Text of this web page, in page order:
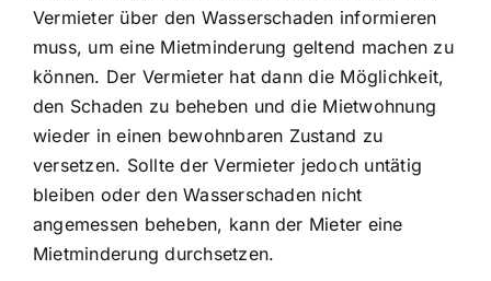
Vermieter über den Wasserschaden informieren
muss, um eine Mietminderung geltend machen zu
können. Der Vermieter hat dann die Möglichkeit,
den Schaden zu beheben und die Mietwohnung
wieder in einen bewohnbaren Zustand zu
versetzen. Sollte der Vermieter jedoch untätig
bleiben oder den Wasserschaden nicht
angemessen beheben, kann der Mieter eine
Mietminderung durchsetzen.